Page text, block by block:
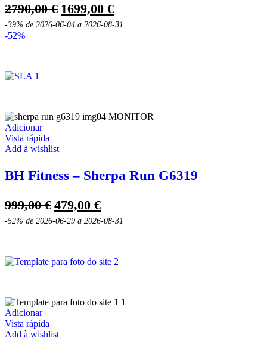
2790,00€ O
preço
1699,00 €O
preço
-39% de 2026-06-04 a 2026-08-31
-52%
Adicionar
Vista rápida
Add à wishlist
BH Fitness – Sherpa Run G6319
999,00€ O
preço
999,00 €.
479,00 €O
preço
479,00 €.
-52% de 2026-06-29 a 2026-08-31
Adicionar
Vista rápida
Add à wishlist